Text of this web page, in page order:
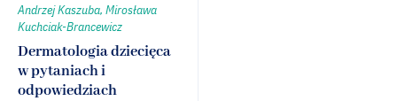
Andrzej Kaszuba, Mirosława
Kuchciak-Brancewicz
Dermatologia dziecięca
w pytaniach i
odpowiedziach